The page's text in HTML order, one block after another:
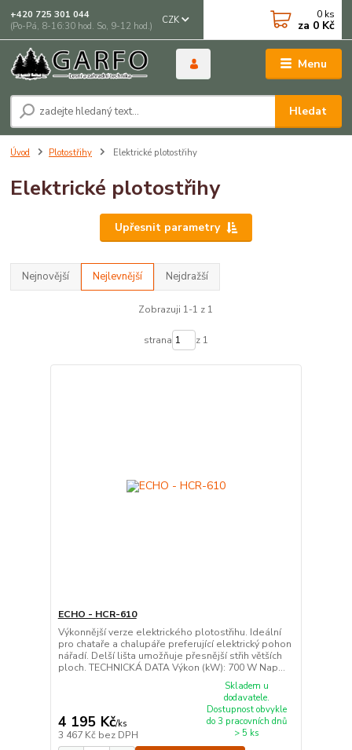
Menu
CZK
Hledat
+420 725 301 044
(Po-Pá, 8-16:30 hod. So, 9-12 hod.)
0 ks
za 0 Kč
Úvod Plotostřihy Elektrické plotostřihy
Elektrické plotostřihy
Upřesnit parametry
Nejnovější Nejlevnější Nejdražší
Zobrazuji 1-1 z 1
strana z 1
ECHO - HCR-610
Výkonnější verze elektrického plotostřihu. Ideální
pro chataře a chalupáře preferující elektrický pohon
nářadí. Delší lišta umožňuje přesnější střih větších
ploch. TECHNICKÁ DATA Výkon (kW): 700 W Nap...
4 195 Kč/ks
3 467 Kč bez DPH
Skladem u
dodavatele.
Dostupnost obvykle
do 3 pracovních dnů
> 5 ks